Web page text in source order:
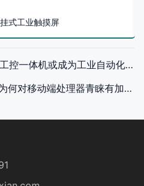
式工业触摸屏
体机或成为工业自动化的最佳搭档
下一篇：工业平板电脑厂家为何对移动端处理器青睐有加？答案在这里！